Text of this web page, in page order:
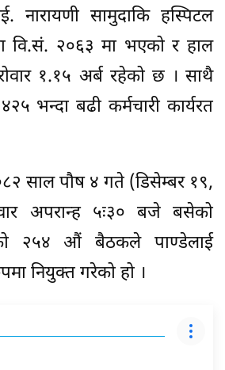
सामुदाकि हस्पिटल
वि.सं. २०६३ मा भएको र हाल
१.१५ अर्ब रहेको छ । साथै
भन्दा बढी कर्मचारी कार्यरत
साल पौष ४ गते (डिसेम्बर १९,
अपरान्ह ५ः३० बजे बसेको
२५४ औं बैठकले पाण्डेलाई
नियुक्त गरेको हो ।